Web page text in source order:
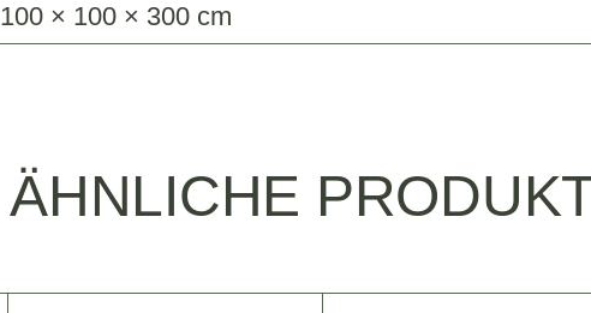
100 × 100 × 300 cm
ÄHNLICHE